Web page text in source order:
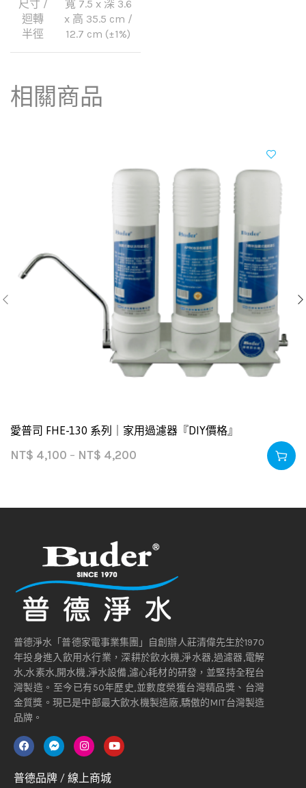
尺寸 /
迴轉
半徑
寬 7.5 x 深 3.6
x 高 35.5 cm /
12.7 cm (±1%)
相關商品
愛普司 FHE-130 系列｜家用過濾器『DIY價格』
NT$ 4,100 – NT$ 4,200
普德淨水「普德家電事業集團」自創辦人莊清偉先生於1970
年投身進入飲用水行業，深耕於飲水機,淨水器,過濾器,電解
水,水素水,開水機,淨水設備,濾心耗材的研發，並堅持全程台
灣製造。至今已有50年歷史,並數度榮獲台灣精品獎、台灣
金質獎。現已是中部最大飲水機製造廠,驕傲的MIT台灣製造
品牌。
普德品牌 / 線上商城